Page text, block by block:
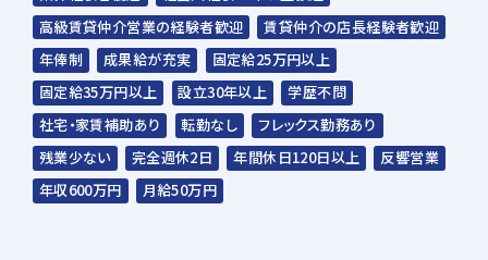
ご連絡までに7日程度いただく場合があり
ます。予めご了承ください。
担当：スラッシュ株式会社
本社：東京都港区赤坂2-15-16 赤坂ふく
源ビル7F
高級賃貸仲介営業の経験者歓迎
賃貸仲介の店長経験者歓迎
年俸制
成果給が充実
固定給25万円以上
固定給35万円以上
設立30年以上
学歴不問
社宅・家賃補助あり
転勤なし
フレックス勤務あり
残業少ない
完全週休2日 年間休日120日以上
反響営業
年収600万円
月給50万円